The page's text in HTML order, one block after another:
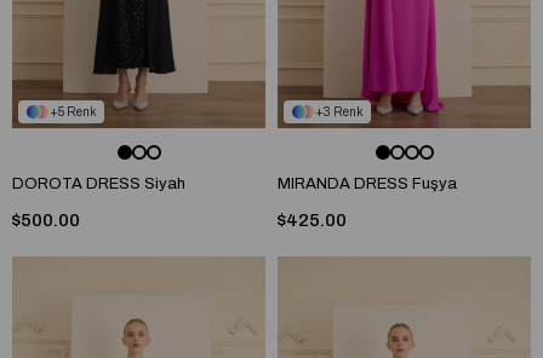
5
DOROTA DRESS Siyah
$500.00
3
MIRANDA DRESS Fuşya
$425.00